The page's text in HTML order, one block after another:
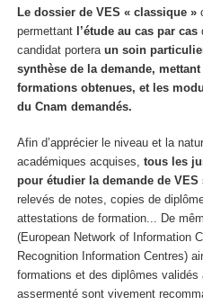
Le dossier de VES « classique »
permettant l’étude au cas par cas
candidat portera un soin
synthèse de la demande,
formations obtenues, et les
du Cnam demandés.
Afin d’apprécier le niveau et la
académiques acquises, tous les
pour étudier la demande de VES
relevés de notes, copies de
attestations de formation... De
(European Network of Information
Recognition Information Centres)
formations et des diplômes validés
assermenté sont vivement